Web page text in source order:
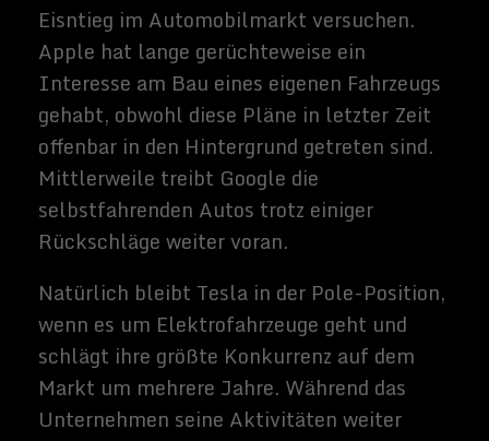
Related Images:
Sammy
Zimmerma
nns
Hallo, ich
im Blog. Mein
Name ist
Sammy
Zimmermann
s und ich bin
freiberufliche
r Journalist